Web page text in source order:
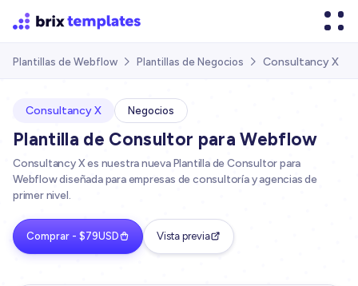
Plantillas de Webflow  Plantillas de Negocios  Consultancy X
Consultancy X Negocios
Plantilla de Consultor para Webflow
Consultancy X es nuestra nueva Plantilla de Consultor para
Webflow diseñada para empresas de consultoría y agencias de
primer nivel.
Comprar - $79USD Vista previa